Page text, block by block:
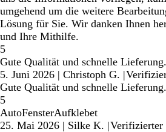
umgehend um die weitere
Lösung für Sie. Wir danken Ihnen
und Ihre Mithilfe.
5
Gute Qualität und schnelle Lieferung.
5. Juni 2026 | Christoph G. |
Gute Qualität und schnelle Lieferung.
5
AutoFensterAufklebet
25. Mai 2026 | Silke K. |Verifizierter